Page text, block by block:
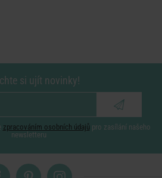
si ujít novinky!
zpracováním osobních údajů pro zasílání našeho
newsletteru